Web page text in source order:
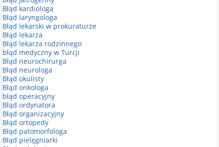
Błąd kardiologa
Błąd laryngologa
Błąd lekarski w prokuraturze
Błąd lekarza
Błąd lekarza rodzinnego
błąd medyczny w Turcji
Błąd neurochirurga
Błąd neurologa
Błąd okulisty
Błąd onkologa
błąd operacyjny
Błąd ordynatora
Błąd organizacyjny
Błąd ortopedy
Błąd patomorfologa
Błąd pielęgniarki